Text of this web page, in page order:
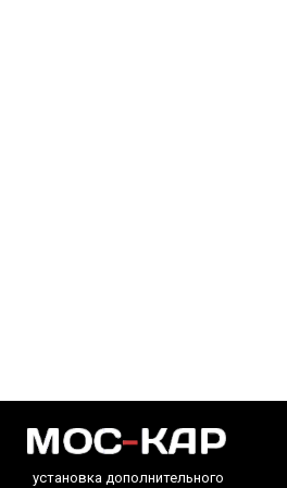
установка дополнительного